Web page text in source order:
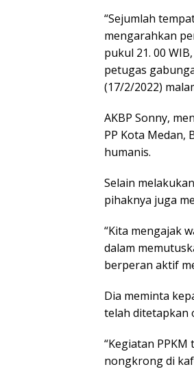
“Sejumlah
mengarahkan
pukul 21. 00
petugas
(17/2/2022)
AKBP Sonny,
PP Kota Medan,
humanis.
Selain
pihaknya juga
“Kita mengajak
dalam
berperan aktif
Dia meminta
telah ditetapkan
“Kegiatan
nongkrong di